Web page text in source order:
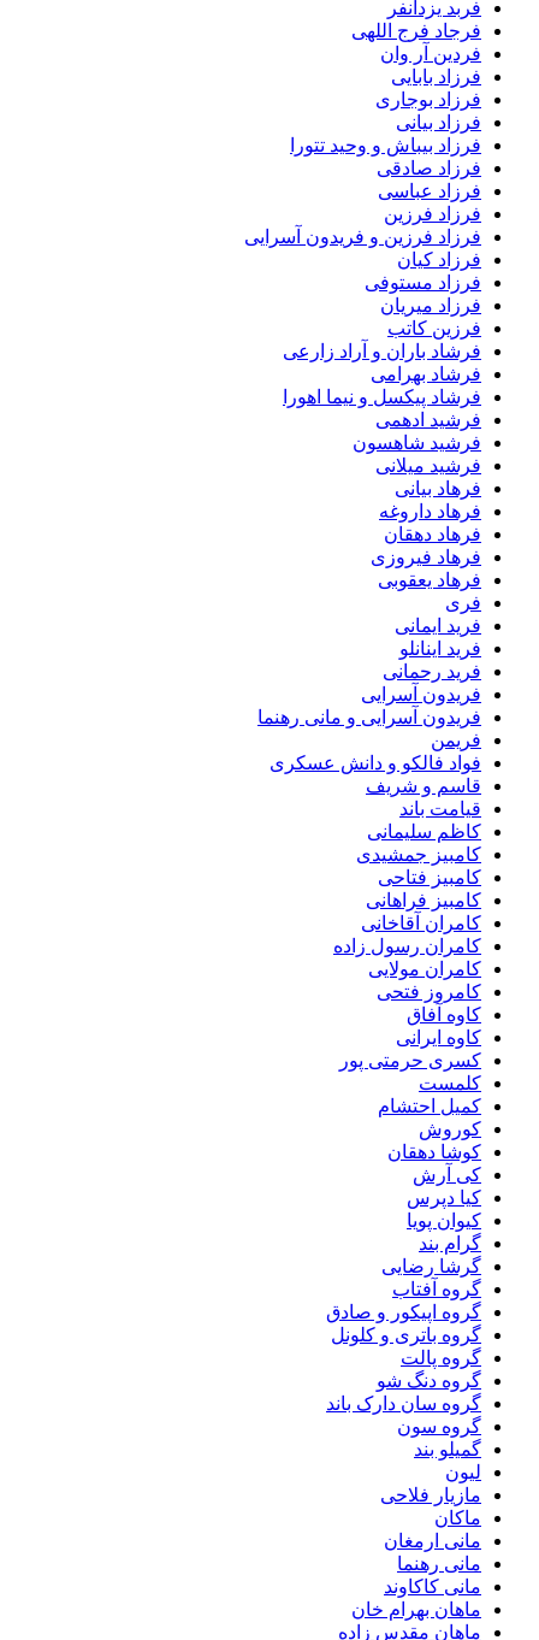
فربد یزدانفر
فرجاد فرج اللهی
فردین آر وان
فرزاد بابایی
فرزاد بوجاری
فرزاد بیانی
فرزاد بیباش و وحید تتورا
فرزاد صادقی
فرزاد عباسی
فرزاد فرزین
فرزاد فرزین و فریدون آسرایی
فرزاد کیان
فرزاد مستوفی
فرزاد میریان
فرزین کاتب
فرشاد باران و آراد زارعی
فرشاد بهرامی
فرشاد پیکسل و نیما اهورا
فرشید ادهمی
فرشید شاهسون
فرشید میلانی
فرهاد بیانی
فرهاد داروغه
فرهاد دهقان
فرهاد فیروزی
فرهاد یعقوبی
فری
فرید ایمانی
فرید اینانلو
فرید رحمانی
فریدون آسرایی
فریدون آسرایی و مانی رهنما
فریمن
فواد فالکو و دانش عسکری
قاسم و شریف
قیامت باند
کاظم سلیمانی
کامبیز جمشیدی
کامبیز فتاحی
کامبیز فراهانی
کامران آقاخانی
کامران رسول زاده
کامران مولایی
کامروز فتحی
کاوه آفاق
کاوه ایرانی
کسری حرمتی پور
کلمست
کمیل احتشام
کوروش
کوشا دهقان
کی آرش
کیا دپرس
کیوان پویا
گرام بند
گرشا رضایی
گروه آفتاب
گروه اپیکور و صادق
گروه باتری و کلونل
گروه پالت
گروه دنگ شو
گروه سان دارک باند
گروه سون
گمیلو بند
لیون
مازیار فلاحی
ماکان
مانی ارمغان
مانی رهنما
مانی کاکاوند
ماهان بهرام خان
ماهان مقدس زاده